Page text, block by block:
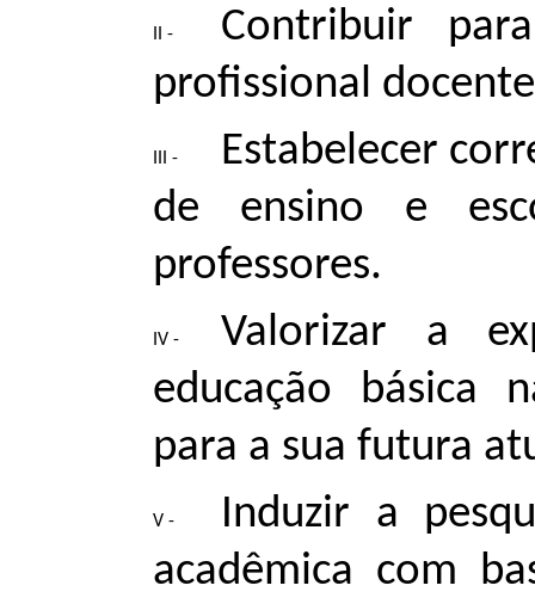
Contribuir
profissional
Estabelecer
de ensino e
professores.
Valorizar a
educação básica
para a sua futura
Induzir a
acadêmica com